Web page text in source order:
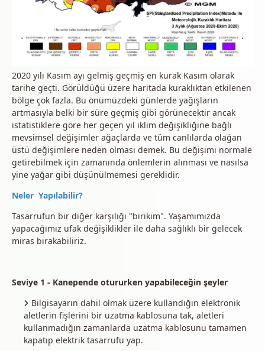
2020 yılı Kasım ayı gelmiş geçmiş en kurak Kasım olarak
tarihe geçti. Görüldüğü üzere haritada kuraklıktan etkilenen
bölge çok fazla. Bu önümüzdeki günlerde yağışların
artmasıyla belki bir süre geçmiş gibi görünecektir ancak
istatistiklere göre her geçen yıl iklim değişikliğine bağlı
mevsimsel değişimler ağaçlarda ve tüm canlılarda olağan
üstü değişimlere neden olması demek. Bu değişimi normale
getirebilmek için zamanında önlemlerin alınması ve nasılsa
yine yağar gibi düşünülmemesi gereklidir.
Neler Yapılabilir?
Tasarrufun bir diğer karşılığı "birikim". Yaşamımızda
yapacağımız ufak değişiklikler ile daha sağlıklı bir gelecek
miras bırakabiliriz.
Seviye 1 - Kanepende otururken yapabileceğin şeyler
Bilgisayarın dahil olmak üzere kullandığın elektronik
aletlerin fişlerini bir uzatma kablosuna tak, aletleri
kullanmadığın zamanlarda uzatma kablosunu tamamen
kapatıp elektrik tasarrufu yap.